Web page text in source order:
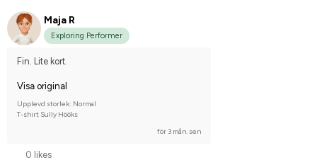
Maja R
Exploring Performer
Fin. Lite kort.
Visa original
Upplevd storlek: Normal
T-shirt Sully Hööks
för 3 mån. sen
0 likes